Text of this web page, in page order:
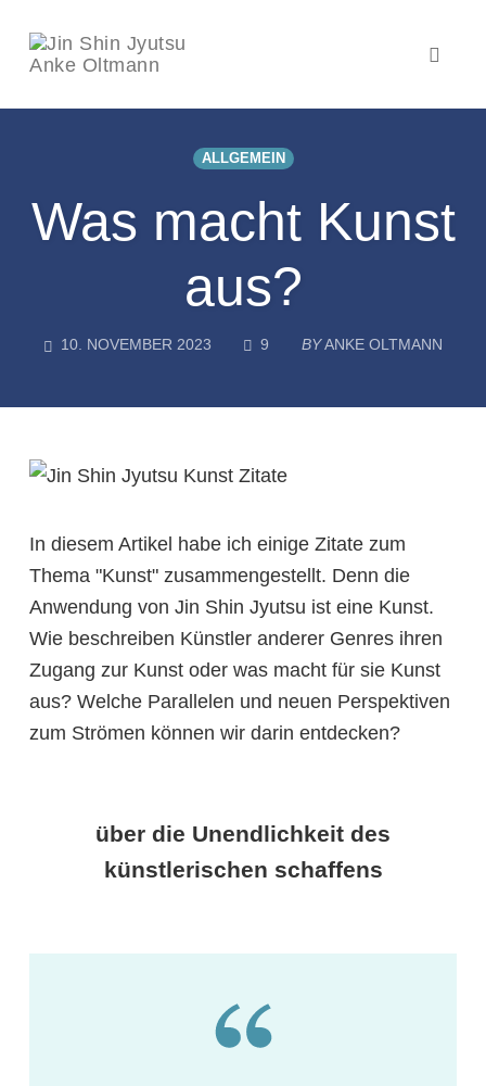
ALLGEMEIN
Was macht Kunst
aus?
10. NOVEMBER 2023 9 COMMENTS
BYANKE OLTMANN
In diesem Artikel habe ich einige Zitate zum
Thema "Kunst" zusammengestellt. Denn die
Anwendung von Jin Shin Jyutsu ist eine Kunst.
Wie beschreiben Künstler anderer Genres ihren
Zugang zur Kunst oder was macht für sie Kunst
aus? Welche Parallelen und neuen Perspektiven
zum Strömen können wir darin entdecken?
über die Unendlichkeit des
künstlerischen schaffens